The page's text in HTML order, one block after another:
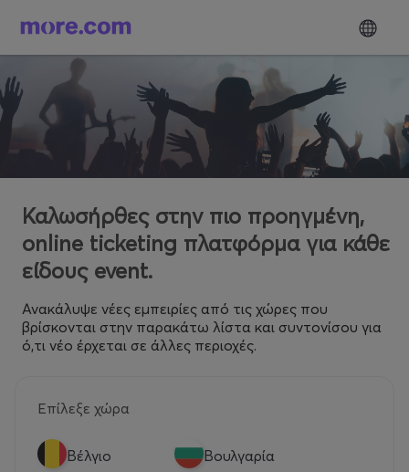
Καλωσήρθες στην πιο προηγμένη,
online ticketing πλατφόρμα για κάθε
είδους event.
Ανακάλυψε νέες εμπειρίες από τις χώρες που
βρίσκονται στην παρακάτω λίστα και συντονίσου για
ό,τι νέο έρχεται σε άλλες περιοχές.
Επίλεξε χώρα
Βέλγιο Βουλγαρία